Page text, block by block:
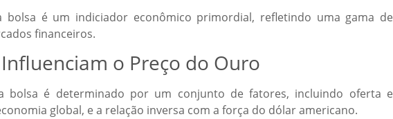
é um indiciador econômico primordial, refletindo uma gama de
financeiros.
o Preço do Ouro
bolsa é determinado por um conjunto de fatores, incluindo oferta e
global, e a relação inversa com a força do dólar americano.